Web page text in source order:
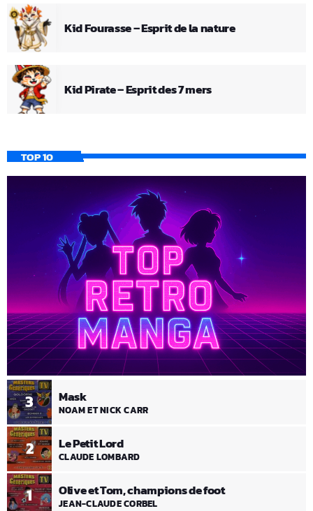
Kid Fourasse – Esprit de la nature
Kid Pirate – Esprit des 7 mers
TOP 10
1 Olive et Tom, champions de foot
JEAN-CLAUDE CORBEL
2 Le Petit Lord
CLAUDE LOMBARD
3 Mask
NOAM ET NICK CARR